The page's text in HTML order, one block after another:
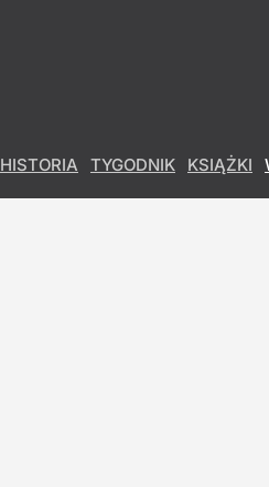
HISTORIA TYGODNIK KSIĄŻKI